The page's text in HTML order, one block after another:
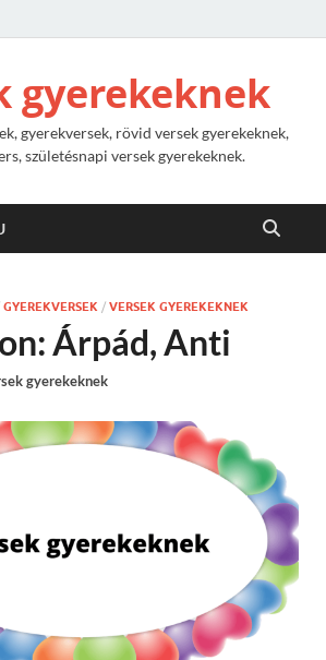
gyerekeknek
gyerekversek, rövid versek gyerekeknek,
születésnapi versek gyerekeknek.
GYEREKVERSEK / VERSEK GYEREKEKNEK
Árpád, Anti
gyerekeknek